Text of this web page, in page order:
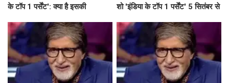
के टॉप 1 पर्सेंट': क्या है इसकी
शो 'इंडिया के टॉप 1 पर्सेंट' 5 सितंबर से